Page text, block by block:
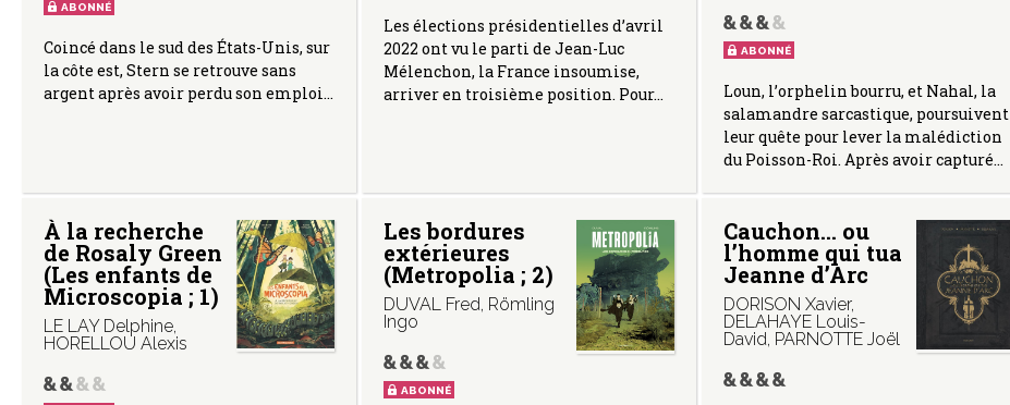
ABONNÉ
Coincé dans le sud des États-Unis, sur
la côte est, Stern se retrouve sans
argent après avoir perdu son emploi…
Les élections présidentielles d’avril
2022 ont vu le parti de Jean-Luc
Mélenchon, la France insoumise,
arriver en troisième position. Pour…
ABONNÉ
Loun, l’orphelin bourru, et Nahal, la
salamandre sarcastique, poursuivent
leur quête pour lever la malédiction
du Poisson-Roi. Après avoir capturé…
À la recherche
de Rosaly Green
(Les enfants de
Microscopia ; 1)
LE LAY Delphine,
HORELLOU Alexis
Les bordures
extérieures
(Metropolia ; 2)
DUVAL Fred, Römling
Ingo
ABONNÉ
Cauchon… ou
l’homme qui tua
Jeanne d’Arc
DORISON Xavier,
DELAHAYE Louis-
David, PARNOTTE Joël